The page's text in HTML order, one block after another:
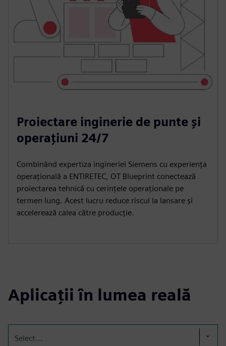
Proiectare inginerie de punte și
operațiuni 24/7
Combinând expertiza ingineriei Siemens cu experiența
operațională a ENTIRETEC, OT Blueprint conectează
proiectarea tehnică cu cerințele operaționale pe
termen lung. Acest lucru reduce riscul la lansare și
accelerează calea către producție.
Aplicații în lumea reală
Select...